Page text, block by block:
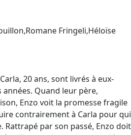
Fringeli,Héloïse
20 ans, sont livrés à eux-
Quand leur père,
Enzo voit la promesse fragile
contrairement à Carla pour qui
Rattrapé par son passé, Enzo doit